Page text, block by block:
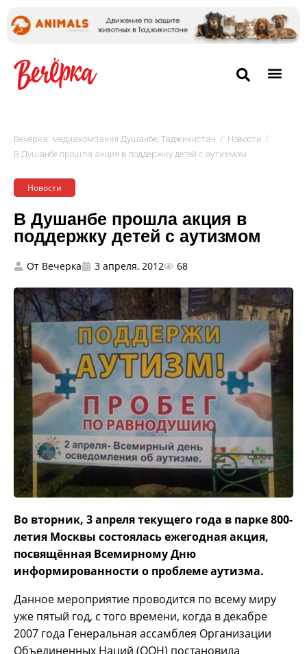
Вечёрка: медиакомпания Душанбе, Таджикистан / Новости /
В Душанбе прошла акция в поддержку детей с аутизмом
Новости
В Душанбе прошла акция в
поддержку детей с аутизмом
От Вечерка 3 апреля, 2012 68
Во вторник, 3 апреля текущего года в парке 800-
летия Москвы состоялась ежегодная акция,
посвящённая Всемирному Дню
информированности о проблеме аутизма.
Данное мероприятие проводится по всему миру
уже пятый год, с того времени, когда в декабре
2007 года Генеральная ассамблея Организации
Объединенных Наций (ООН) постановила